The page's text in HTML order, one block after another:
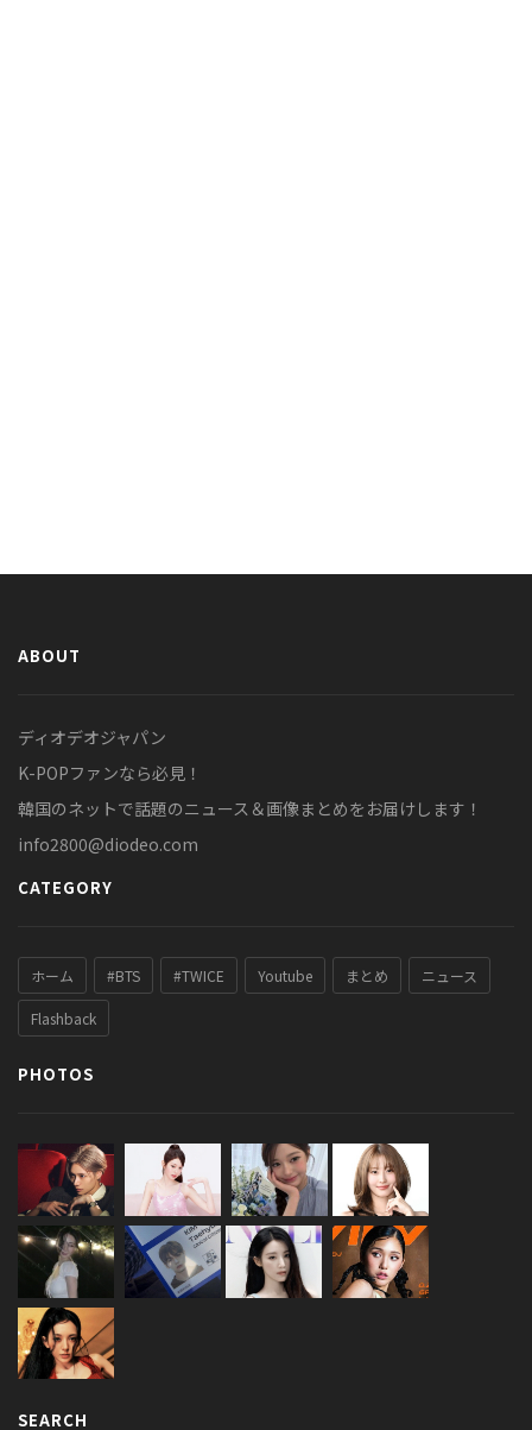
ABOUT
ディオデオジャパン
K-POPファンなら必見！
韓国のネットで話題のニュース＆画像まとめをお届けします！
info2800@diodeo.com
CATEGORY
ホーム #BTS #TWICE Youtube まとめ ニュース
Flashback
PHOTOS
SEARCH